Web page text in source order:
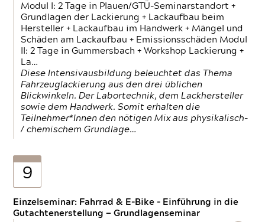
Modul I: 2 Tage in Plauen/GTÜ-Seminarstandort +
Grundlagen der Lackierung + Lackaufbau beim
Hersteller + Lackaufbau im Handwerk + Mängel und
Schäden am Lackaufbau + Emissionsschäden Modul
II: 2 Tage in Gummersbach + Workshop Lackierung +
La…
Diese Intensivausbildung beleuchtet das Thema
Fahrzeuglackierung aus den drei üblichen
Blickwinkeln. Der Labortechnik, dem Lackhersteller
sowie dem Handwerk. Somit erhalten die
Teilnehmer*Innen den nötigen Mix aus physikalisch-
/ chemischem Grundlage…
9
Einzelseminar: Fahrrad & E-Bike - Einführung in die
Gutachtenerstellung — Grundlagenseminar